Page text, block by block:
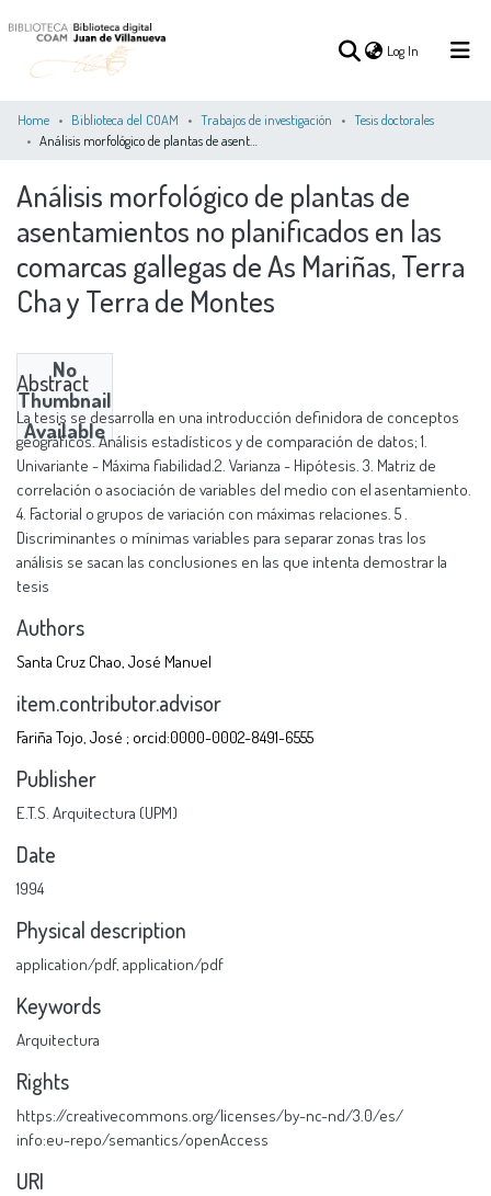
Log In (current)
COMMUNITIES
&
COLLECTIONS
ALL OF DSPACE
Home Biblioteca del COAM Trabajos de investigación
Tesis doctorales
Análisis morfológico de plantas de
asentamientos no planificados en las
comarcas gallegas de As Mariñas, Terra
Cha y Terra de Montes
No
Thumbnail
Available
Abstract
La tesis se desarrolla en una introducción definidora de conceptos
geográficos. Análisis estadísticos y de comparación de datos; 1.
Univariante - Máxima fiabilidad.2. Varianza - Hipótesis. 3. Matriz de
correlación o asociación de variables del medio con el asentamiento.
4. Factorial o grupos de variación con máximas relaciones. 5 .
Discriminantes o mínimas variables para separar zonas tras los
análisis se sacan las conclusiones en las que intenta demostrar la
tesis
Authors
Santa Cruz Chao, José Manuel
item.contributor.advisor
Fariña Tojo, José ; orcid:0000-0002-8491-6555
Publisher
E.T.S. Arquitectura (UPM)
Date
1994
Physical description
application/pdf, application/pdf
Keywords
Arquitectura
Rights
https://creativecommons.org/licenses/by-nc-nd/3.0/es/
info:eu-repo/semantics/openAccess
URI